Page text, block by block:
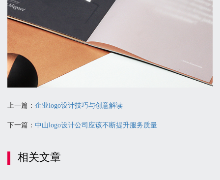
上一篇： 企业logo设计技巧与创意解读
下一篇： 中山logo设计公司应该不断提升服务质量
相关文章